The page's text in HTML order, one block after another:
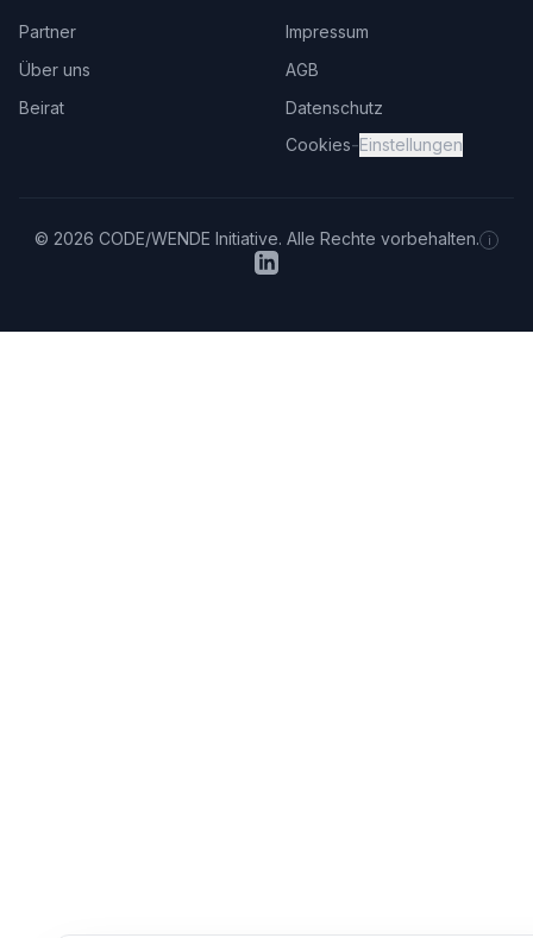
Partner
Über uns
Beirat
Impressum
AGB
Datenschutz
Cookies-Einstellungen
© 2026 CODE/WENDE Initiative. Alle Rechte vorbehalten. i